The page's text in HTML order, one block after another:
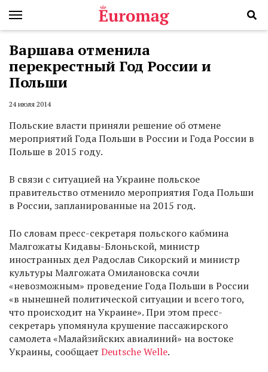
Варшава отменила
перекрестный Год России и
Польши
24 июля 2014
Польские власти приняли решение об отмене
мероприятий Года Польши в России и Года России в
Польше в 2015 году.
В связи с ситуацией на Украине польское
правительство отменило мероприятия Года Польши
в России, запланированные на 2015 год.
По словам пресс-секретаря польского кабмина
Малгожаты Кидавы-Блоньской, министр
иностранных дел Радослав Сикорский и министр
культуры Малгожата Омилановска сочли
«невозможным» проведение Года Польши в России
«в нынешней политической ситуации и всего того,
что происходит на Украине». При этом пресс-
секретарь упомянула крушение пассажирского
самолета «Малайзийских авиалиний» на востоке
Украины, сообщает Deutsche Welle.